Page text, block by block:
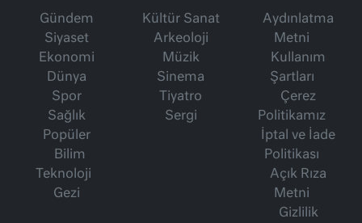
Gündem
Siyaset
Ekonomi
Dünya
Spor
Sağlık
Popüler
Bilim
Teknoloji
Gezi
Kültür Sanat
Arkeoloji
Müzik
Sinema
Tiyatro
Sergi
Aydınlatma
Metni
Kullanım
Şartları
Çerez
Politikamız
İptal ve İade
Politikası
Açık Rıza
Metni
Gizlilik